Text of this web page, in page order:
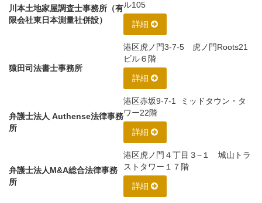
川本土地家屋調査士事務所（有
限会社東日本測量社併設）
ル105
詳細
猿田司法書士事務所
港区虎ノ門3-7-5 虎ノ門Roots21
ビル６階
詳細
弁護士法人 Authense法律事務
所
港区赤坂9-7-1 ミッドタウン・タ
ワー22階
詳細
弁護士法人M&A総合法律事務
所
港区虎ノ門４丁目３−１ 城山トラ
ストタワー１７階
詳細